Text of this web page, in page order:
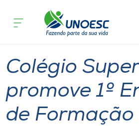
Cursos
Atendimento ao Estudante
acontece
Colégio
promove 1º
de Formação